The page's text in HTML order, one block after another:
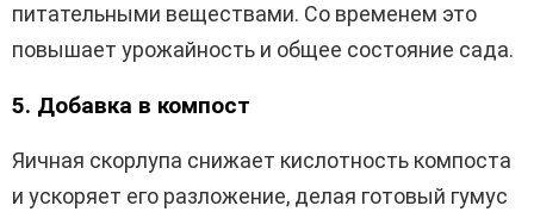
питательными веществами. Со временем это
повышает урожайность и общее состояние сада.
5. Добавка в компост
Яичная скорлупа снижает кислотность компоста
и ускоряет его разложение, делая готовый гумус